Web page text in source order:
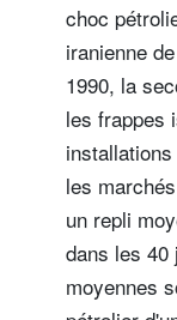
choc
iranienne
1990, la
les frappes
les
un repli
dans les 40
moyennes